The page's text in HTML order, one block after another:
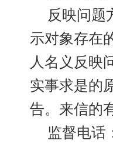
反映问题
示对象存在
人名义反映
实事求是的
告。来信的
监督电话